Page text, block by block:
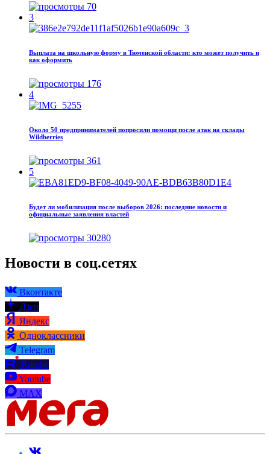
70
3
Выплата на школьную форму в Тюменской области: кто может получить и
как оформить
176
4
Около 50 предпринимателей попросили помощи после атак на склады
Wildberries
361
5
Будет ли мобилизация после выборов 2026: последние новости и
официальные заявления властей
30280
Новости в соц.сетях
Вконтакте
Дзен
Яндекс
Одноклассники
Telegram
Rutube
Youtube
MAX